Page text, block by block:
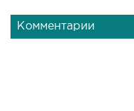
Комментарии